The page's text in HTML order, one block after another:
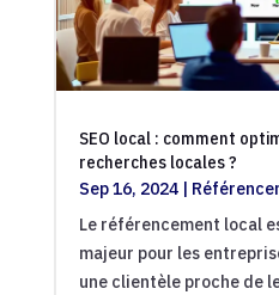
SEO local : comment
recherches locales ?
Sep 16, 2024|
Le référencement local
majeur pour les
une clientèle proche de